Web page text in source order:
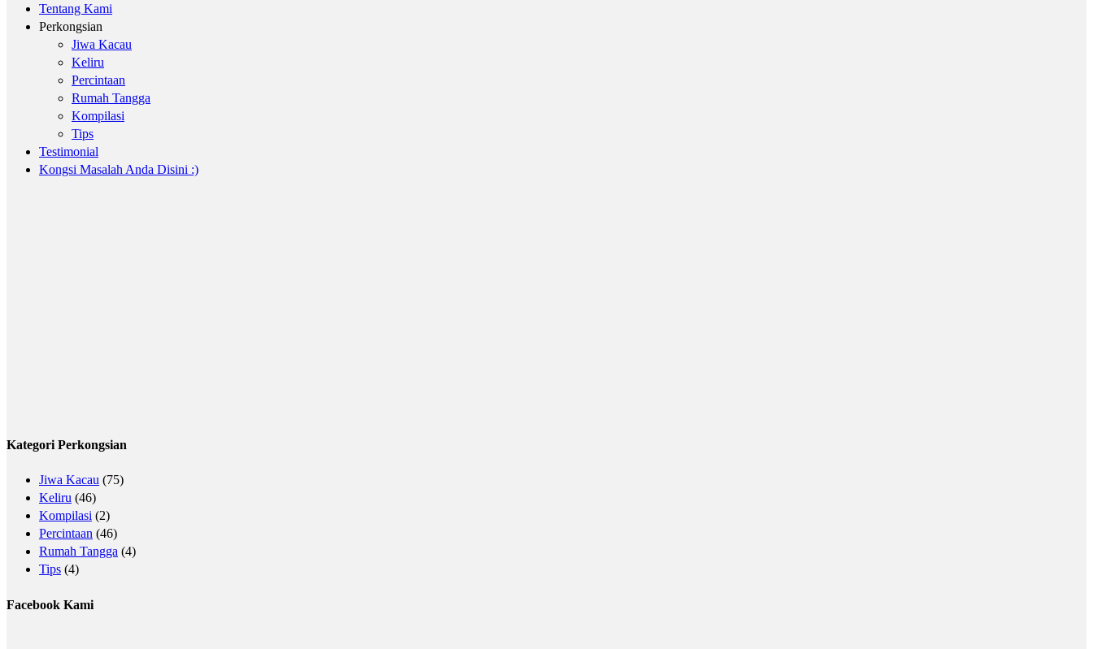
Tentang Kami
Perkongsian
Jiwa Kacau
Keliru
Percintaan
Rumah Tangga
Kompilasi
Tips
Testimonial
Kongsi Masalah Anda Disini :)
Kategori Perkongsian
Jiwa Kacau (75)
Keliru (46)
Kompilasi (2)
Percintaan (46)
Rumah Tangga (4)
Tips (4)
Facebook Kami